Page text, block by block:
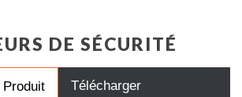
DE SÉCURITÉ
Télécharger